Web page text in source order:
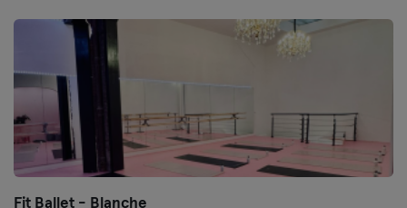
Fit Ballet - Blanche